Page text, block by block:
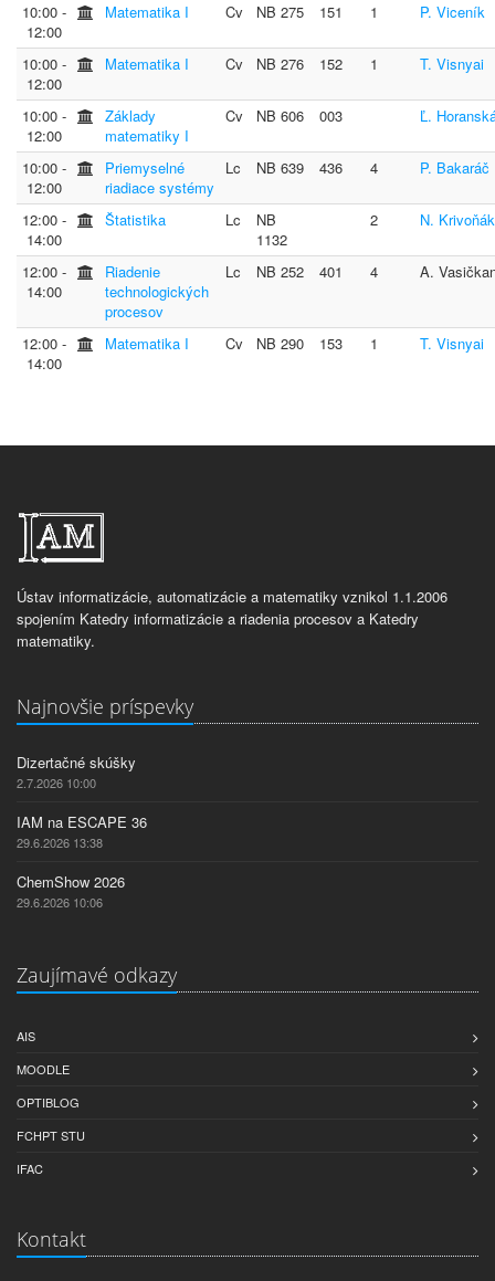
10:00 ‐
12:00
Matematika I Cv NB 275 151 1 P. Viceník
10:00 ‐
12:00
Matematika I Cv NB 276 152 1 T. Visnyai
10:00 ‐
12:00
Základy
matematiky I
Cv NB 606 003 Ľ.
10:00 ‐
12:00
Priemyselné
riadiace systémy
Lc NB 639 436 4 P. Bakaráč
12:00 ‐
14:00
Štatistika Lc
NB
1132
2 N.
12:00 ‐
14:00
Riadenie
technologických
procesov
Lc NB 252 401 4 A.
12:00 ‐
14:00
Matematika I Cv NB 290 153 1 T. Visnyai
Ústav informatizácie, automatizácie a matematiky vznikol 1.1.2006
spojením Katedry informatizácie a riadenia procesov a Katedry
matematiky.
Najnovšie príspevky
Dizertačné skúšky
2.7.2026 10:00
IAM na ESCAPE 36
29.6.2026 13:38
ChemShow 2026
29.6.2026 10:06
Zaujímavé odkazy
AIS
MOODLE
OPTIBLOG
FCHPT STU
IFAC
Kontakt